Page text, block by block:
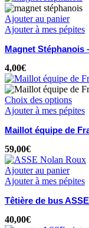
Ajouter au panier
Ajouter à mes pépites
Magnet Stéphanois
4,00€
Choix des options
Ajouter à mes pépites
Maillot équipe de
59,00€
Ajouter au panier
Ajouter à mes pépites
Têtière de bus
40,00€